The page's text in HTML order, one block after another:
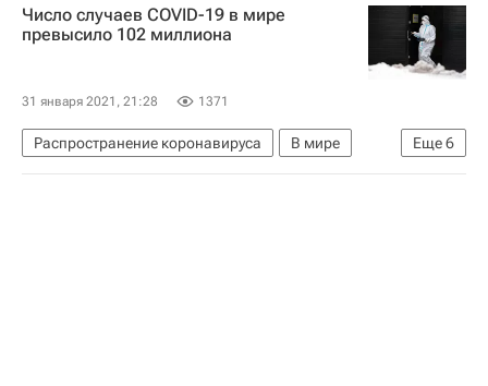
Австралия Канада
Новая Зеландия
Маршруты - Туризм
Туризм
Число случаев COVID-19 в мире
превысило 102 миллиона
31 января 2021, 21:28 1371
Еще6
Распространение коронавируса
В мире
США
Бразилия ВОЗ
Россия